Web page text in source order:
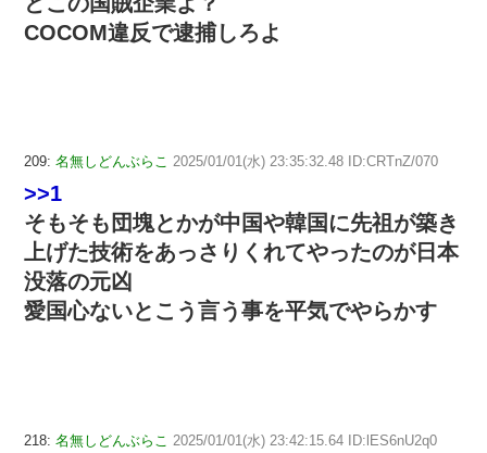
COCOM違反で逮捕しろよ
209: 名無しどんぶらこ 2025/01/01(水) 23:35:32.48 ID:CRTnZ/070
>>1
そもそも団塊とかが中国や韓国に先祖が築き
上げた技術をあっさりくれてやったのが日本
没落の元凶
愛国心ないとこう言う事を平気でやらかす
218: 名無しどんぶらこ 2025/01/01(水) 23:42:15.64 ID:lES6nU2q0